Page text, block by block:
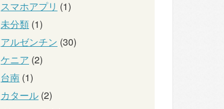
スマホアプリ (1)
未分類 (1)
アルゼンチン (30)
ケニア (2)
台南 (1)
カタール (2)